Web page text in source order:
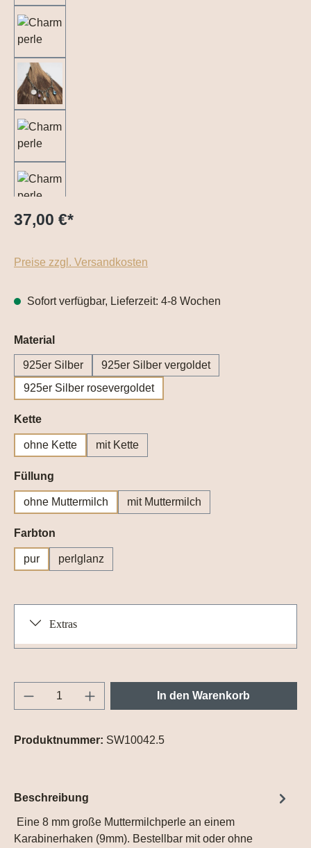
37,00 €*
Preise zzgl. Versandkosten
Sofort verfügbar, Lieferzeit: 4-8 Wochen
Materialauswählen
925er Silber
925er Silber vergoldet
925er Silber rosevergoldet
Ketteauswählen
ohne Kette mit Kette
Füllung
ohne Muttermilch mit Muttermilch
Farbton
pur perlglanz
Extras
Produkt Anzahl: Gib den gewünschten
In den Warenkorb
Produktnummer: SW10042.5
Beschreibung
Eine 8 mm große Muttermilchperle an einem
Karabinerhaken (9mm). Bestellbar mit oder ohne